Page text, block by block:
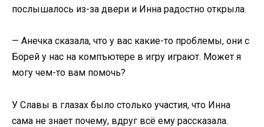
послышалось из-за двери и Инна радостно открыла.
— Анечка сказала, что у вас какие-то проблемы, они с
Борей у нас на компъютере в игру играют. Может я
могу чем-то вам помочь?
У Славы в глазах было столько участия, что Инна
сама не знает почему, вдруг всё ему рассказала.